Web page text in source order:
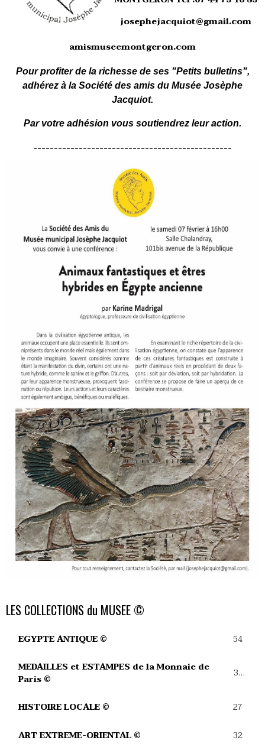
josephejacquiot@gmail.com
amismuseemontgeron.com
Pour profiter de la richesse de ses "Petits bulletins",
adhérez à la Société des amis du Musée Josèphe
Jacquiot.
Par votre adhésion vous soutiendrez leur action.
------------------------------------------------
LES COLLECTIONS du MUSEE ©
EGYPTE ANTIQUE © 54
MEDAILLES et ESTAMPES de la Monnaie de
Paris ©
39
HISTOIRE LOCALE © 27
ART EXTREME-ORIENTAL © 32